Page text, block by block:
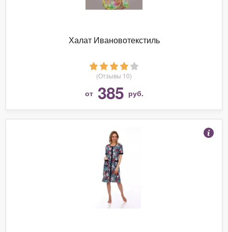
Халат Ивановотекстиль
(Отзывы 10)
от 385 руб.